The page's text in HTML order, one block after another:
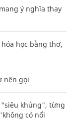
ý nghĩa thay
học bằng thơ,
nên gọi
khủng", từng
có nổi